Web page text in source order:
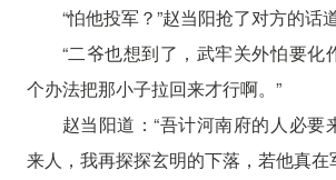
“怕他投军？”赵当阳抢了对方的话道
“二爷也想到了，武牢关外怕要化
个办法把那小子拉回来才行啊。”
赵当阳道：“吾计河南府的人必要
来人，我再探探玄明的下落，若他真